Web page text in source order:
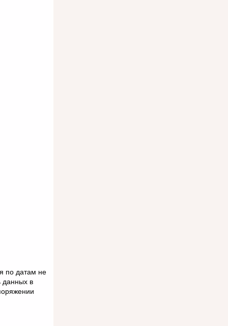
по датам не
данных в